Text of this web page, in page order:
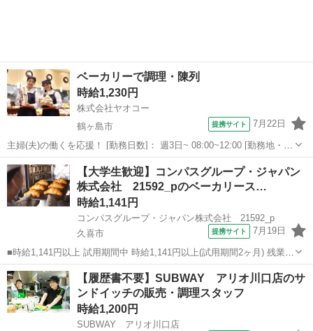
ベーカリーで調理・陳列
時給1,230円
株式会社ヤオコー
鶴ヶ島市
提携サイト 7月22日
主婦(夫)の働くを応援！ [勤務日数]： 週3日~ 08:00~12:00 [勤務地・最
寄駅]： 埼玉県鶴ヶ島市大字藤金852番地1 ヤオコー 若葉駅西口店
＜株式会社ヤオコー＞ 若葉駅 [職種名]：ベーカリースタッ...
埼玉 鶴ヶ島市 パン
【大学生歓迎】コンパスグループ・ジャパン
株式会社 21592_pのベーカリース…
時給1,141円
コンパスグループ・ジャパン株式会社 21592_p
久喜市
提携サイト 7月19日
■時給1,141円以上 試用期間中 時給1,141円以上(試用期間2ヶ月) 残業が
発生した場合、残業代を1分単位で別途支給します。 ■ファイントゥデ
イインダストリーズ （埼玉県久喜市清久町5番） ■アルバイト、パー
ト ■...
埼玉 久喜市 パン
【履歴書不要】SUBWAY アリオ川口店のサ
ンドイッチの販売・調理スタッフ
時給1,200円
SUBWAY アリオ川口店